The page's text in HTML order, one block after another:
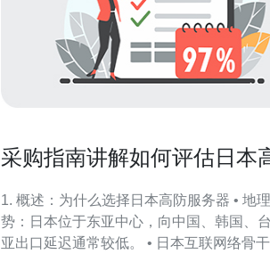
采购指南讲解如何评估日本
1. 概述：为什么选择日本高防服务器 • 地
势：日本位于东亚中心，向中国、韩国、
亚出口延迟通常较低。 • 日本互联网络骨